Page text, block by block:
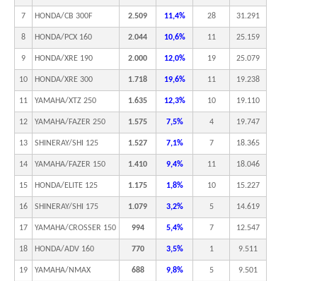
7 HONDA/CB 300F 2.509 11,4% 28 31.291
8 HONDA/PCX 160 2.044 10,6% 11 25.159
9 HONDA/XRE 190 2.000 12,0% 19 25.079
10 HONDA/XRE 300 1.718 19,6% 11 19.238
11 YAMAHA/XTZ 250 1.635 12,3% 10 19.110
12 YAMAHA/FAZER 250 1.575 7,5% 4 19.747
13 SHINERAY/SHI 125 1.527 7,1% 7 18.365
14 YAMAHA/FAZER 150 1.410 9,4% 11 18.046
15 HONDA/ELITE 125 1.175 1,8% 10 15.227
16 SHINERAY/SHI 175 1.079 3,2% 5 14.619
17 YAMAHA/CROSSER 150 994 5,4% 7 12.547
18 HONDA/ADV 160 770 3,5% 1 9.511
19 YAMAHA/NMAX 688 9,8% 5 9.501